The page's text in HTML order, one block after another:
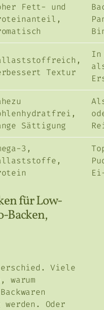
Fett- und
Textur
In
Sättigung
3,
für Low-
Backen,
Viele
warum
Oder